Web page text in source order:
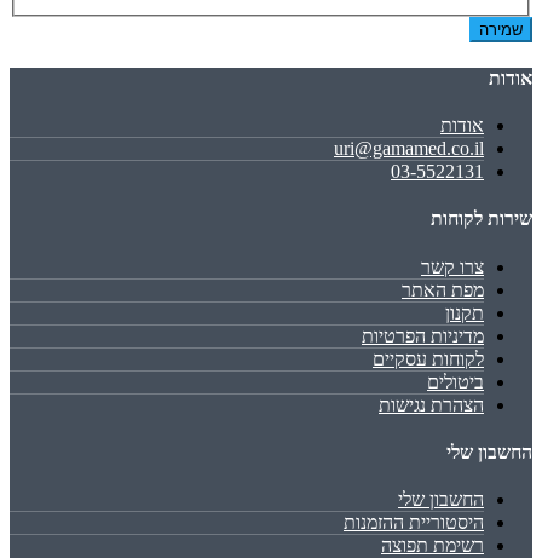
שמירה
אודות
אודות
uri@gamamed.co.il
03-5522131
שירות לקוחות
צרו קשר
מפת האתר
תקנון
מדיניות הפרטיות
לקוחות עסקיים
ביטולים
הצהרת נגישות
החשבון שלי
החשבון שלי
היסטוריית ההזמנות
רשימת תפוצה